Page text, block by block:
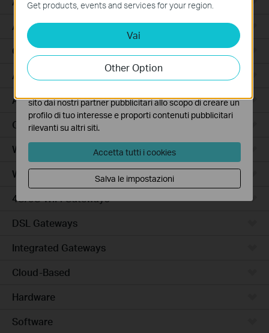
Access Pro
GPON
Aggregation
Access Plus
Campus
Wired Gateways
WiFi Gateways
4G/5G WiFi Gateways
DSL Gateways
Integrated Gateways
Cloud-Based
Hardware
Software
Get products, events and services for your region.
Vai
Other Option
nel tuo sistema.
Analytics e Marketing Cookies
I cookies analitici ci permettono di analizzare le tue
attività sul nostro sito allo scopo di migliorarne le
funzionalità.
sito dai nostri partner pubblicitari allo scopo di creare un
profilo di tuo interesse e proporti contenuti pubblicitari
rilevanti su altri siti.
Accetta tutti i cookies
Salva le impostazioni